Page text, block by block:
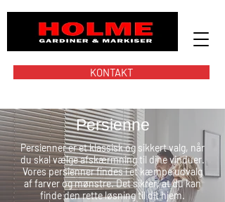
KONTAKT
Persienne
Persienner er et klassisk og sikkert valg, når
du skal vælge afskærmning til dine vinduer.
Vores persienner findes i et kæmpe udvalg
af farver og mønstre. Det sikrer, at du kan
finde den rette løsning til dit hjem.